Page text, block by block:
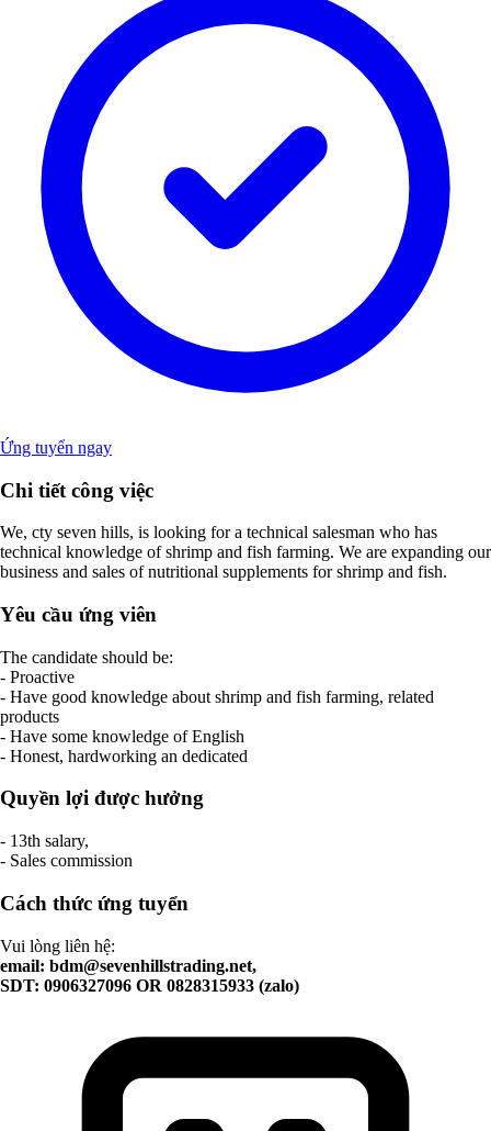
Ứng tuyển ngay
Chi tiết công việc
We, cty seven hills, is looking for a technical salesman who has
technical knowledge of shrimp and fish farming. We are expanding our
business and sales of nutritional supplements for shrimp and fish.
Yêu cầu ứng viên
The candidate should be:
- Proactive
- Have good knowledge about shrimp and fish farming, related
products
- Have some knowledge of English
- Honest, hardworking an dedicated
Quyền lợi được hưởng
- 13th salary,
- Sales commission
Cách thức ứng tuyển
Vui lòng liên hệ:
email: bdm@sevenhillstrading.net,
SDT: 0906327096 OR 0828315933 (zalo)